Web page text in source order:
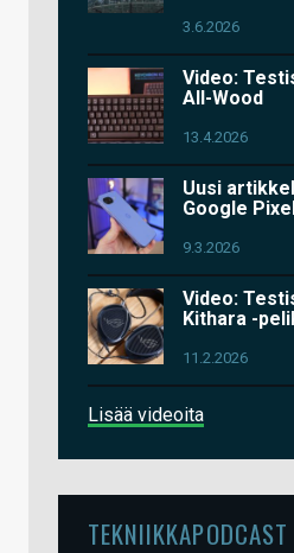
3.6.2026
Video:
All-Wood
13.4.2026
Uusi
Google
9.3.2026
Video:
Kithara -
11.2.2026
Lisää videoita
TEKNIIKKAPODCAST